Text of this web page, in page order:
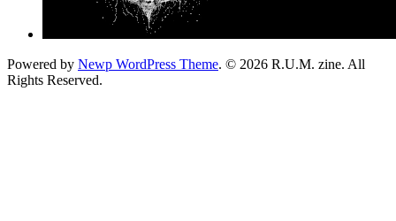
Powered by Newp WordPress Theme. © 2026 R.U.M. zine. All
Rights Reserved.